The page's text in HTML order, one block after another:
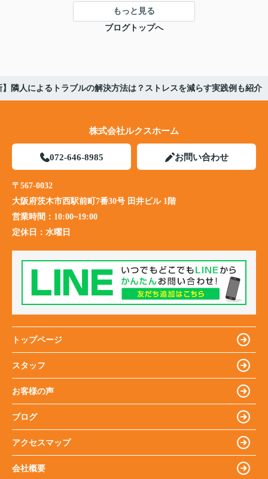
もっと見る
ブログトップへ
】隣人によるトラブルの解決方法は？ストレスを減らす実践例も紹介
株式会社ルクスホーム
072-646-8985 お問い合わせ
〒567-0032
大阪府茨木市西駅前町7番30号 田井ビル 1階
営業時間： 10:00~19:00
定休日： 水曜日
トップページ
スタッフ
お客様の声
ブログ
アクセスマップ
会社概要